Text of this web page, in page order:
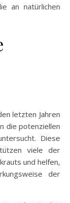
an natürlichen
letzten Jahren
die potenziellen
Diese
viele der
und helfen,
der